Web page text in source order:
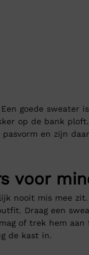
goede sweater
op de bank
en zijn
voor
nooit mis mee
Draag een
of trek hem aan
de kast in.